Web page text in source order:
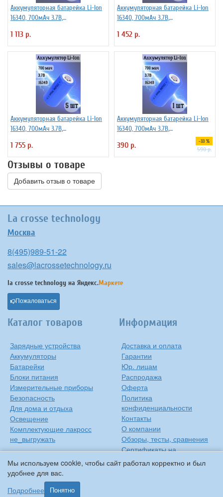
Мы используем cookie, чтобы сайт работал корректно и был
удобнее для вас.
Подробнее
Понятно
Аккумуляторная батарейка Li-Ion
16340, 700мАч 3.7В,
1 113 р.
Аккумуляторная батарейка Li-Ion
16340, 700мАч 3.7В,
1 452 р.
Аккумуляторная батарейка Li-Ion
16340, 700мАч 3.7В,
1 755 р.
Аккумуляторная батарейка Li-Ion
16340, 700мАч 3.7В,
390 р. -33 %
590 р.
Отзывы о товаре
Добавить отзыв о товаре
La crosse technology
Москва
8(495)989-51-22
sales@lacrossetechnology.ru
la crosse technology на Яндекс.Маркете
Пожаловаться
Каталог товаров
Зарядные устройства
Аккумуляторы
Батарейки
Блоки питания
Измерительные приборы
Безопасность
Для дома и отдыха
Освещение
Комплектующие лакросс
не_выгружать
Информация
Доставка и оплата
Гарантии
Юр. лицам
Распродажа
Оферта
Политика
конфиденциальности
Контакты
О компании
Обзоры, тесты, сравнения
Сертификаты на
продукцию
Инструкции на русском